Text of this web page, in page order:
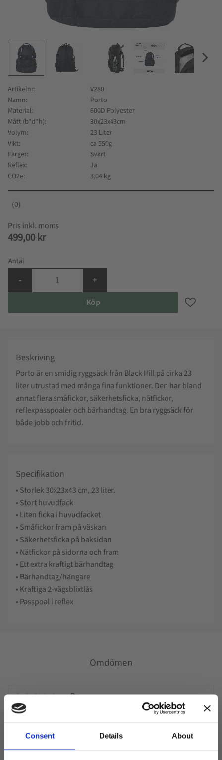
Consent Details About
499,00 kr
Antal
+
-
Köp Lägg till i
Artikelnr
V280
Namn
Porto
Material
600D Polyester
Mått (b*d*h)
30x23x43cm
Volym
23 Liter
Vikt
ca 550g
Färger
Svart
Reflex
Ja
CO2e
3,04 kg
0
Beskriving
Porto är en smidig ryggsäck från Black Hill på cirka 23
liter utrustad med många fina funktioner. Den har bland
annat flera småfickor, säkerhetsficka, nätfickor,
reflexpasspoaler och bärhandtag. En bra ryggsäck för
både jobb och fritid.
Specifikation
• Storlek 30x23x43 cm, 23 liter.
• Stort huvudfack
• Liten ficka i huvudfacket
• Småfickor fram på väskan
• Säkerhetsficka på baksidan
• Nätfickor på sidorna och fram
• Ett extra kraftigt bärhandtag
• Bärhandtag/hängare
• Kraftiga 2-vägsblixtlås
• Passpoal i reflex
Omdömen
Du